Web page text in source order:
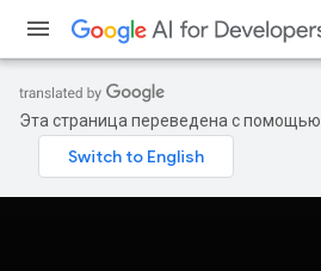
Эта страница переведена с помощью